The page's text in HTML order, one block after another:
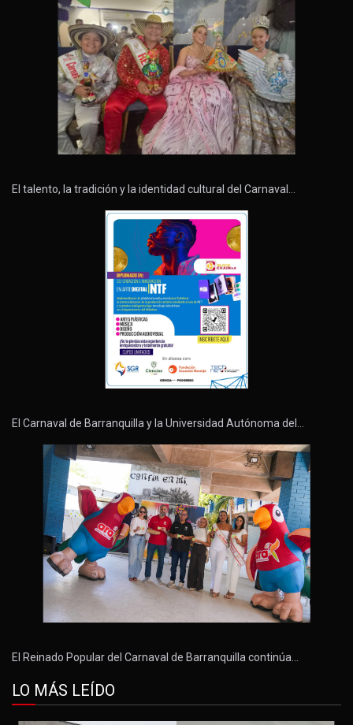
El talento, la tradición y la identidad cultural del Carnaval…
El Carnaval de Barranquilla y la Universidad Autónoma del…
El Reinado Popular del Carnaval de Barranquilla continúa…
LO MÁS LEÍDO